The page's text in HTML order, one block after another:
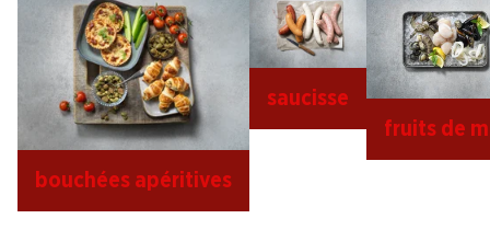
bouchées apéritives
saucisse
fruits de